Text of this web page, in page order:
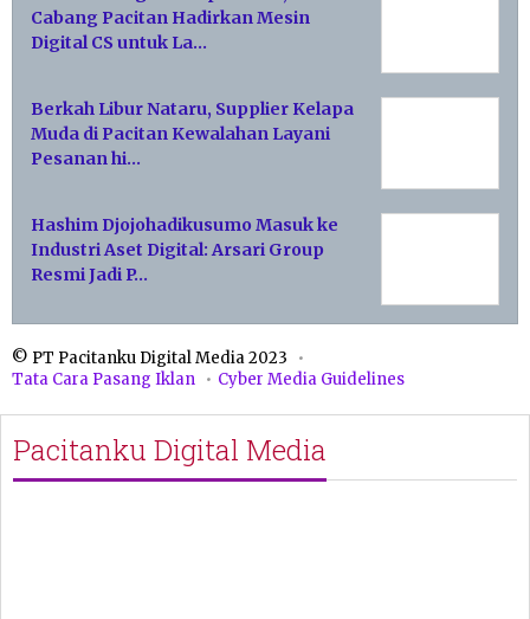
Cabang Pacitan Hadirkan Mesin
Digital CS untuk La…
Berkah Libur Nataru, Supplier Kelapa
Muda di Pacitan Kewalahan Layani
Pesanan hi…
Hashim Djojohadikusumo Masuk ke
Industri Aset Digital: Arsari Group
Resmi Jadi P…
© PT Pacitanku Digital Media 2023
Tata Cara Pasang Iklan
Cyber Media Guidelines
Pacitanku Digital Media